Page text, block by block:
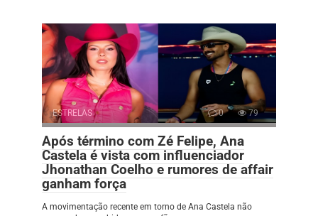
ESTRELAS 0 79
Após término com Zé Felipe, Ana
Castela é vista com influenciador
Jhonathan Coelho e rumores de affair
ganham força
A movimentação recente em torno de Ana Castela não